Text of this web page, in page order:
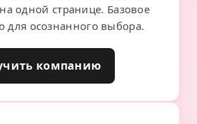
одной странице. Базовое
для осознанного выбора.
компанию